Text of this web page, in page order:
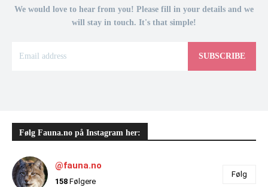
We would love to hear from you! Please fill in your details and we
will stay in touch. It's that simple!
SUBSCRIBE
Følg Fauna.no på Instagram her:
@fauna.no
158 Følgere
Følg